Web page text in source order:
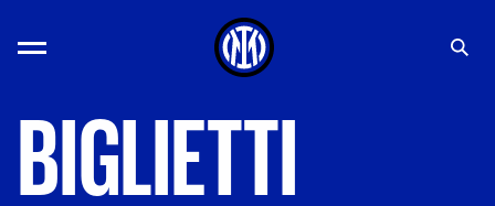
BIGLIETTI